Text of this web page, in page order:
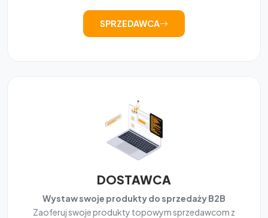
SPRZEDAWCA
DOSTAWCA
Wystaw swoje produkty do sprzedaży B2B
Zaoferuj swoje produkty topowym sprzedawcom z